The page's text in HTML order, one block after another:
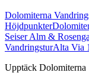
Dolomiterna
Höjdpunkter
Seiser Alm &
VandringsturAlta Via
Upptäck Dolomiterna